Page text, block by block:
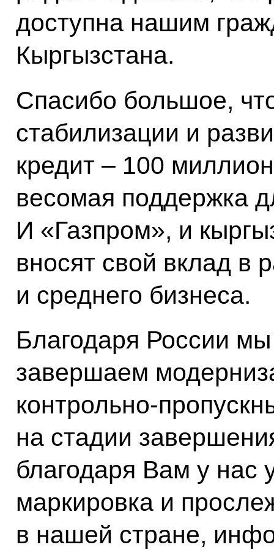
доступна нашим
Кыргызстана.
Спасибо большое,
стабилизации и
кредит – 100
весомая поддержка
И «Газпром», и
вносят свой вклад в
и среднего бизнеса.
Благодаря России
завершаем
на стадии
благодаря Вам у нас
маркировка и
в нашей стране,